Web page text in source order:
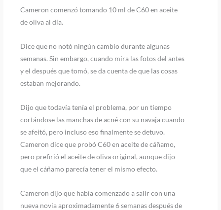
Cameron comenzó tomando 10 ml de C60 en aceite
de oliva al día.
Dice que no notó ningún cambio durante algunas
semanas. Sin embargo, cuando mira las fotos del antes
y el después que tomó, se da cuenta de que las cosas
estaban mejorando.
Dijo que todavía tenía el problema, por un tiempo
cortándose las manchas de acné con su navaja cuando
se afeitó, pero incluso eso finalmente se detuvo.
Cameron dice que probó C60 en aceite de cáñamo,
pero prefirió el aceite de oliva original, aunque dijo
que el cáñamo parecía tener el mismo efecto.
Cameron dijo que había comenzado a salir con una
nueva novia aproximadamente 6 semanas después de